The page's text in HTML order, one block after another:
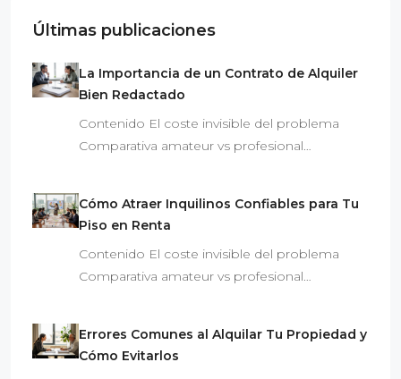
Últimas publicaciones
La Importancia de un Contrato de Alquiler
Bien Redactado
Contenido El coste invisible del problema
Comparativa amateur vs profesional…
Cómo Atraer Inquilinos Confiables para Tu
Piso en Renta
Contenido El coste invisible del problema
Comparativa amateur vs profesional…
Errores Comunes al Alquilar Tu Propiedad y
Cómo Evitarlos